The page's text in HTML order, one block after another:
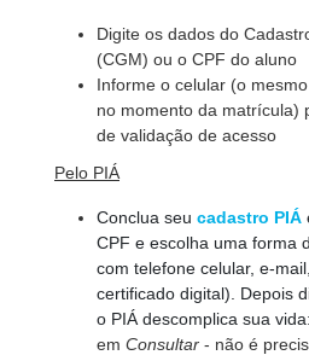
Digite os dados do
(CGM) ou o CPF do aluno
Informe o celular (o
no momento da matrícula)
de validação de acesso
Pelo PIÁ
Conclua seu cadastro PIÁ
CPF e escolha uma forma
com telefone celular, e-
certificado digital). Depois
o PIÁ descomplica sua vida:
em Consultar - não é